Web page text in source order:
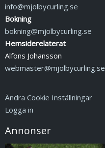
info@mjolbycurling.se
Bokning
bokning@mjolbycurling.se
Hemsiderelaterat
Alfons Johansson
webmaster@mjolbycurling.se
Ändra Cookie Inställningar
Logga in
Annonser